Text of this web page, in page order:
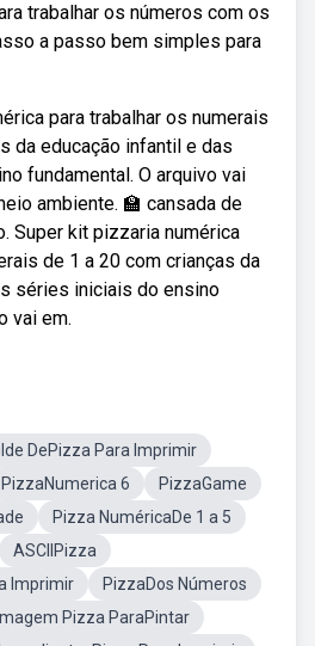
trabalhar os números com os
a passo bem simples para
para trabalhar os numerais
da educação infantil e das
fundamental. O arquivo vai
ambiente. 🏫 cansada de
Super kit pizzaria numérica
de 1 a 20 com crianças da
séries iniciais do ensino
vai em.
DePizza Para Imprimir
PizzaNumerica 6
PizzaGame
Pizza NuméricaDe 1 a 5
ASCIIPizza
Imprimir
PizzaDos Números
Imagem Pizza ParaPintar